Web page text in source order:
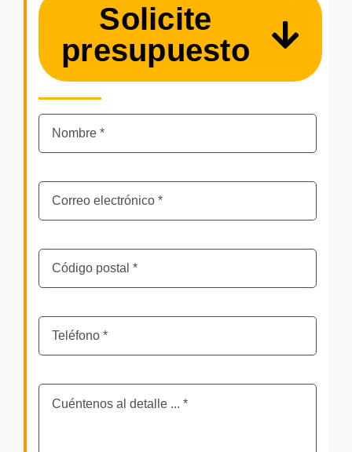
Solicite
presupuesto